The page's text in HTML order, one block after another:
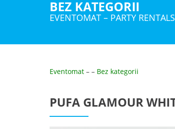
BEZ KATEGORII
EVENTOMAT – PARTY RENTALS
Eventomat – – Bez kategorii
PUFA GLAMOUR